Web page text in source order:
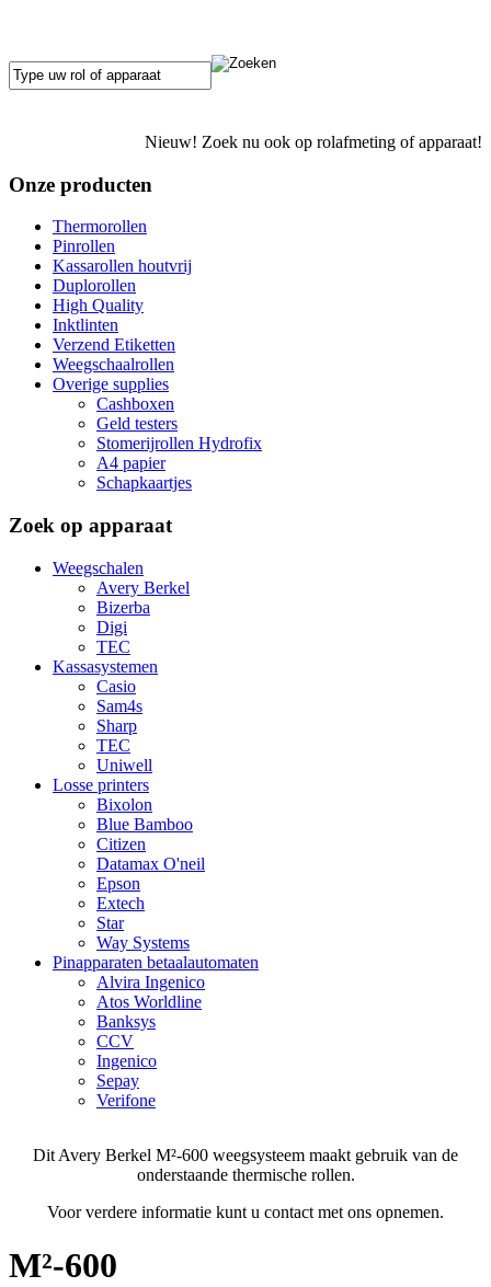
Nieuw! Zoek nu ook op rolafmeting of apparaat!
Onze producten
Thermorollen
Pinrollen
Kassarollen houtvrij
Duplorollen
High Quality
Inktlinten
Verzend Etiketten
Weegschaalrollen
Overige supplies
Cashboxen
Geld testers
Stomerijrollen Hydrofix
A4 papier
Schapkaartjes
Zoek op apparaat
Weegschalen
Avery Berkel
Bizerba
Digi
TEC
Kassasystemen
Casio
Sam4s
Sharp
TEC
Uniwell
Losse printers
Bixolon
Blue Bamboo
Citizen
Datamax O'neil
Epson
Extech
Star
Way Systems
Pinapparaten betaalautomaten
Alvira Ingenico
Atos Worldline
Banksys
CCV
Ingenico
Sepay
Verifone
Dit Avery Berkel M²-600 weegsysteem maakt gebruik van de
onderstaande thermische rollen.
Voor verdere informatie kunt u contact met ons opnemen.
M²-600